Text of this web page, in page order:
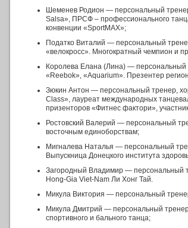
Шеменев Родион — персональный
Salsa», ПРСФ – профессионального
конвенции «SportMAX»;
Податко Виталий — персональный
«велокросс». Многократный чемпион и
Королева Елана (Лина) — персональный
«Reebok», «Aquarium». Презентер
Зюкин Антон — персональный тренер,
Class», лауреат международных
призенторов «Фитнес фактори»,
Ростовский Валерий — персональный
восточным единоборствам;
Мигналева Наталья — персональный
Выпускница Донецкого института
Загородный Владимир — персональный
Hong-Gia Viet-Nam Ли Хонг Тай.
Микула Виктория — персональный
Микула Дмитрий — персональный
спортивного и бального танца;